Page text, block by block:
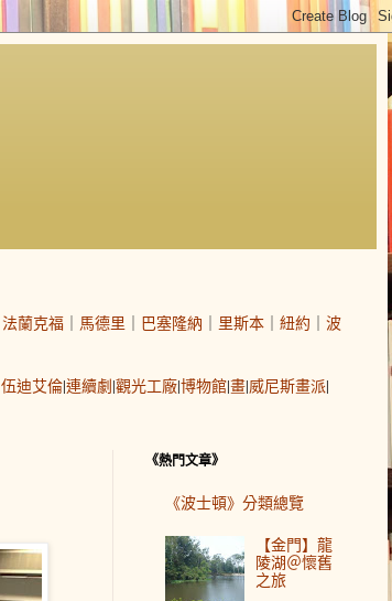
法蘭克福 ｜ 馬德里 ｜ 巴塞隆納 ｜ 里斯本 ｜ 紐約 ｜ 波
伍迪艾倫|連續劇|觀光工廠|博物館|畫|威尼斯畫派|
《熱門文章》
《波士頓》分類總覽
【金門】龍
陵湖＠懷舊
之旅